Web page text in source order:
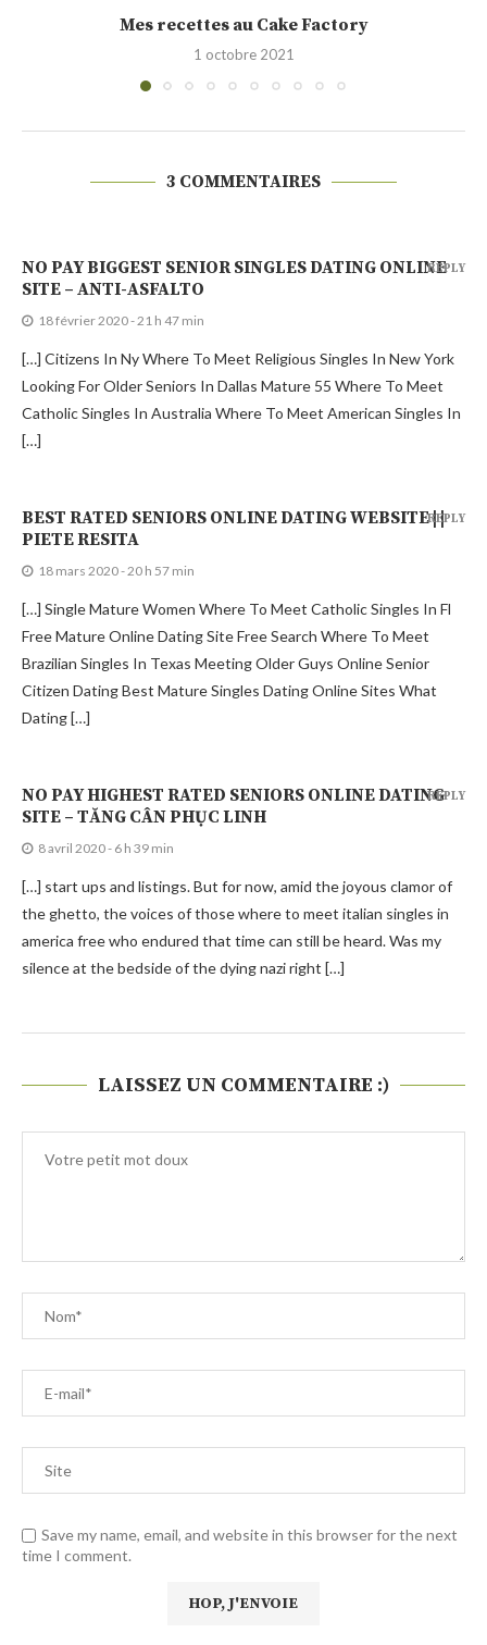
Cakounet (Philippe Conticini)
28 septembre 2021
3 COMMENTAIRES
NO PAY BIGGEST SENIOR SINGLES DATING ONLINE
SITE – ANTI-ASFALTO
18 février 2020 - 21 h 47 min
[…] Citizens In Ny Where To Meet Religious Singles In New York
Looking For Older Seniors In Dallas Mature 55 Where To Meet
Catholic Singles In Australia Where To Meet American Singles In
[…]
REPLY
BEST RATED SENIORS ONLINE DATING WEBSITE | |
PIETE RESITA
18 mars 2020 - 20 h 57 min
[…] Single Mature Women Where To Meet Catholic Singles In Fl
Free Mature Online Dating Site Free Search Where To Meet
Brazilian Singles In Texas Meeting Older Guys Online Senior
Citizen Dating Best Mature Singles Dating Online Sites What
Dating […]
REPLY
NO PAY HIGHEST RATED SENIORS ONLINE DATING
SITE – TĂNG CÂN PHỤC LINH
8 avril 2020 - 6 h 39 min
[…] start ups and listings. But for now, amid the joyous clamor of
the ghetto, the voices of those where to meet italian singles in
america free who endured that time can still be heard. Was my
silence at the bedside of the dying nazi right […]
REPLY
LAISSEZ UN COMMENTAIRE :)
Save my name, email, and website in this browser for the next
time I comment.